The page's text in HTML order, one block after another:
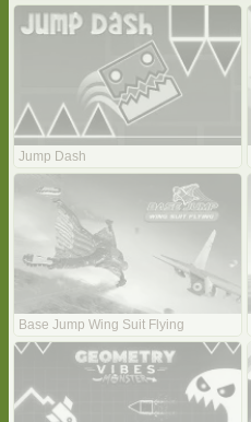
Jump Dash
Base Jump Wing Suit Flying